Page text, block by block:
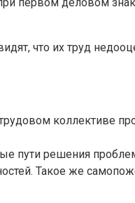
что их труд
коллективе
пути решения
Такое же